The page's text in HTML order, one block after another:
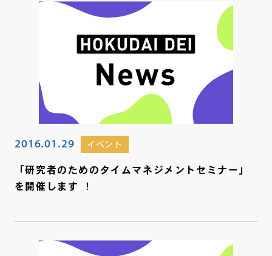
2016.01.29 イベント
「研究者のためのタイムマネジメントセミナー」
を開催します ！